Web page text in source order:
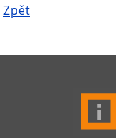
Zpět